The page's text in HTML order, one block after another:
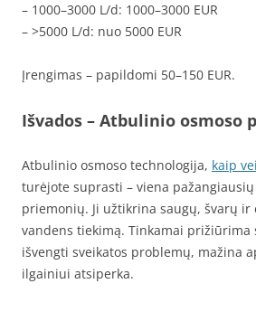
– 1000–3000 L/d: 1000–3000 EUR
– >5000 L/d: nuo 5000 EUR
Įrengimas – papildomi 50–150 EUR.
Išvados – Atbulinio osmoso
Atbulinio osmoso technologija, kaip
turėjote suprasti – viena
priemonių. Ji užtikrina saugų, švarų ir
vandens tiekimą. Tinkamai prižiūrima
išvengti sveikatos problemų, mažina
ilgainiui atsiperka.